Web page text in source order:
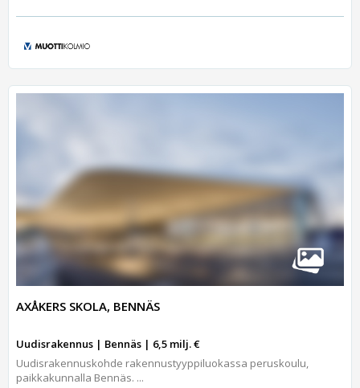
AXÅKERS SKOLA, BENNÄS
Uudisrakennus | Bennäs | 6,5 milj. €
Uudisrakennuskohde rakennustyyppiluokassa peruskoulu,
paikkakunnalla Bennäs. ...